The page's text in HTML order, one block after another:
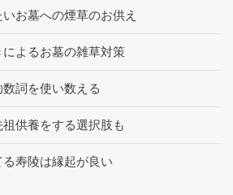
お墓への煙草のお供え
よるお墓の雑草対策
詞を使い数える
供養をする選択肢も
寿陵は縁起が良い